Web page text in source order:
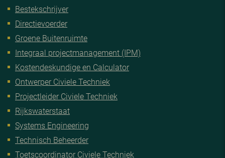
Bestekschrijver
Directievoerder
Groene Buitenruimte
Integraal projectmanagement (IPM)
Kostendeskundige en Calculator
Ontwerper Civiele Techniek
Projectleider Civiele Techniek
Rijkswaterstaat
Systems Engineering
Technisch Beheerder
Toetscoordinator Civiele Techniek